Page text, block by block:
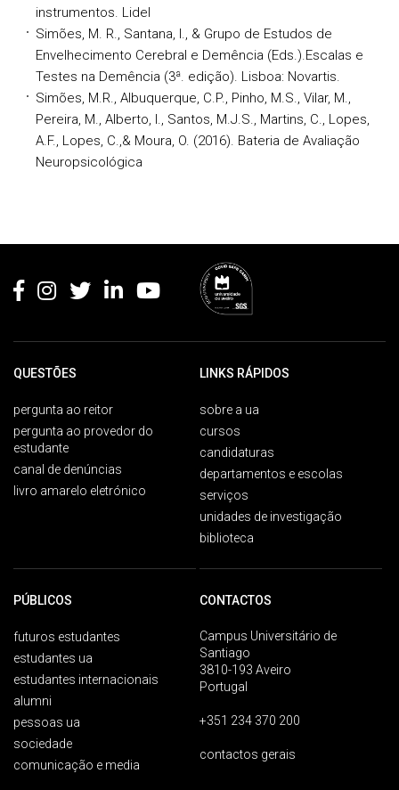
instrumentos. Lidel
Simões, M. R., Santana, I., & Grupo de Estudos de
Envelhecimento Cerebral e Demência (Eds.).Escalas e
Testes na Demência (3ª. edição). Lisboa: Novartis.
Simões, M.R., Albuquerque, C.P., Pinho, M.S., Vilar, M.,
Pereira, M., Alberto, I., Santos, M.J.S., Martins, C., Lopes,
A.F., Lopes, C.,& Moura, O. (2016). Bateria de Avaliação
Neuropsicológica
QUESTÕES
pergunta ao reitor
pergunta ao provedor do
estudante
canal de denúncias
livro amarelo eletrónico
LINKS RÁPIDOS
sobre a ua
cursos
candidaturas
departamentos e escolas
serviços
unidades de investigação
biblioteca
PÚBLICOS
futuros estudantes
estudantes ua
estudantes internacionais
alumni
pessoas ua
sociedade
comunicação e media
CONTACTOS
Campus Universitário de
Santiago
3810-193 Aveiro
Portugal
+351 234 370 200
contactos gerais